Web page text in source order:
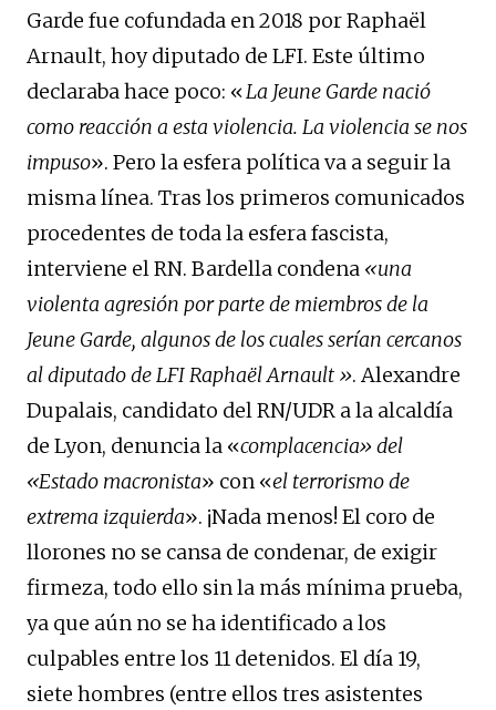
Garde fue cofundada en 2018 por Raphaël
Arnault, hoy diputado de LFI. Este último
declaraba hace poco: «La Jeune Garde nació
como reacción a esta violencia. La violencia se nos
impuso». Pero la esfera política va a seguir la
misma línea. Tras los primeros comunicados
procedentes de toda la esfera fascista,
interviene el RN. Bardella condena «una
violenta agresión por parte de miembros de la
Jeune Garde, algunos de los cuales serían cercanos
al diputado de LFI Raphaël Arnault ». Alexandre
Dupalais, candidato del RN/UDR a la alcaldía
de Lyon, denuncia la «complacencia» del
«Estado macronista» con «el terrorismo de
extrema izquierda». ¡Nada menos! El coro de
llorones no se cansa de condenar, de exigir
firmeza, todo ello sin la más mínima prueba,
ya que aún no se ha identificado a los
culpables entre los 11 detenidos. El día 19,
siete hombres (entre ellos tres asistentes